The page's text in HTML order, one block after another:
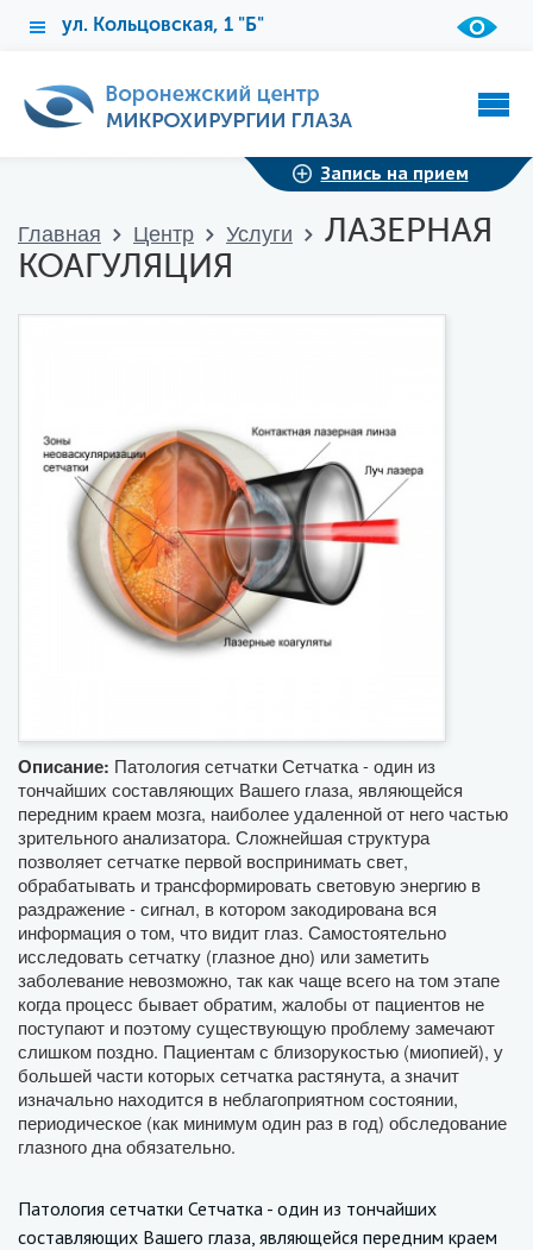
ул. Кольцовская, 1 "Б"
Запись на прием
Главная Центр Услуги
ЛАЗЕРНАЯ
КОАГУЛЯЦИЯ
Описание: Патология сетчатки Сетчатка - один из
тончайших составляющих Вашего глаза, являющейся
передним краем мозга, наиболее удаленной от него частью
зрительного анализатора. Сложнейшая структура
позволяет сетчатке первой воспринимать свет,
обрабатывать и трансформировать световую энергию в
раздражение - сигнал, в котором закодирована вся
информация о том, что видит глаз. Самостоятельно
исследовать сетчатку (глазное дно) или заметить
заболевание невозможно, так как чаще всего на том этапе
когда процесс бывает обратим, жалобы от пациентов не
поступают и поэтому существующую проблему замечают
слишком поздно. Пациентам с близорукостью (миопией), у
большей части которых сетчатка растянута, а значит
изначально находится в неблагоприятном состоянии,
периодическое (как минимум один раз в год) обследование
глазного дна обязательно.
Патология сетчатки Сетчатка - один из тончайших
составляющих Вашего глаза, являющейся передним краем